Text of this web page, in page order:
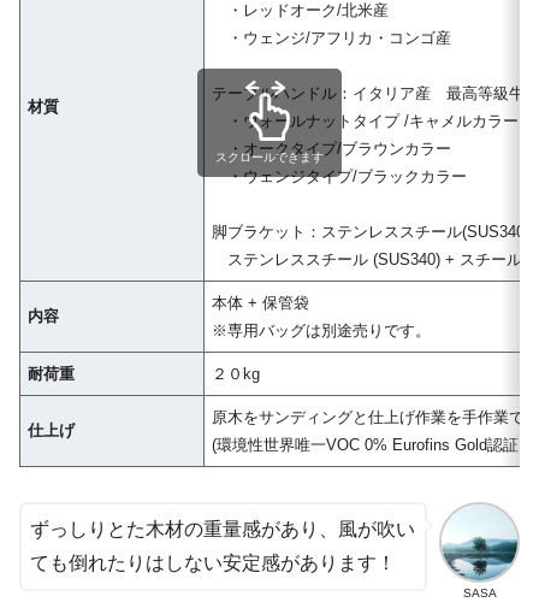
材質
・レッドオーク/北米産
・ウェンジ/アフリカ・コンゴ産
テーブルハンドル：イタリア産 最高等級牛
・ウォールナットタイプ /キャメルカラー
・オークタイプ/ブラウンカラー
・ウェンジタイプ/ブラックカラー
脚ブラケット：ステンレススチール(SUS340)
ステンレススチール (SUS340) + スチール
内容
本体 + 保管袋
※専用バッグは別途売りです。
耐荷重 ２０kg
仕上げ
原木をサンディングと仕上げ作業を手作業で
(環境性世界唯一VOC 0% Eurofins Gold認証
スクロールできます
SASA
ずっしりとた木材の重量感があり、風が吹い
ても倒れたりはしない安定感があります！